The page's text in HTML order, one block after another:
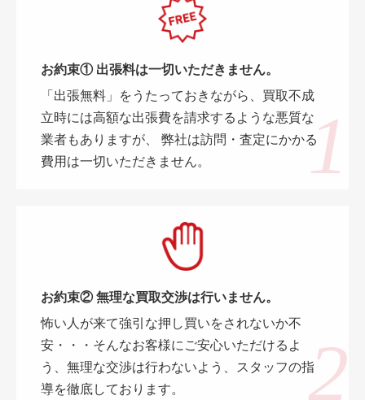
お約束① 出張料は一切いただきません。
「出張無料」をうたっておきながら、買取不成
立時には高額な出張費を請求するような悪質な
業者もありますが、 弊社は訪問・査定にかかる
費用は一切いただきません。
お約束② 無理な買取交渉は行いません。
怖い人が来て強引な押し買いをされないか不
安・・・そんなお客様にご安心いただけるよ
う、無理な交渉は行わないよう、スタッフの指
導を徹底しております。